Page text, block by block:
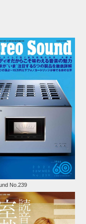
No.239